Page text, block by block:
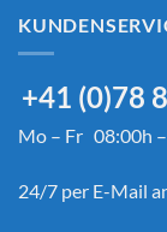
+41 (0)78
Mo – Fr 08:00h
24/7 per E-Mail